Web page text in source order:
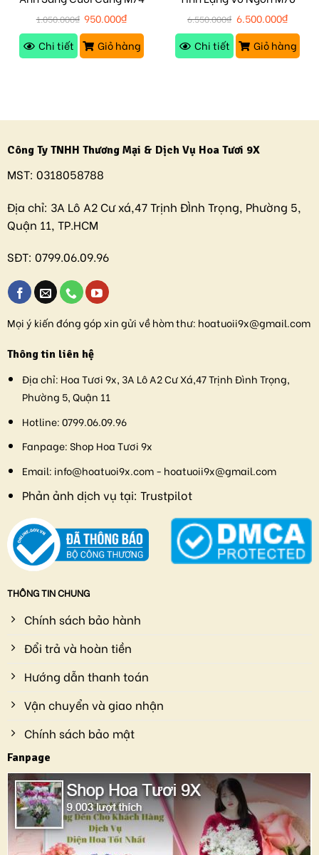
1.050.000₫ 950.000₫
Chi tiết
Giỏ hàng
6.550.000₫ 6.500.000₫
Chi tiết
Giỏ hàng
Công Ty TNHH Thương Mại & Dịch Vụ Hoa Tươi 9X
MST: 0318058788
Địa chỉ: 3A Lô A2 Cư xá,47 Trịnh ĐÌnh Trọng, Phường 5,
Quận 11, TP.HCM
SĐT: 0799.06.09.96
Mọi ý kiến đóng góp xin gửi về hòm thư: hoatuoii9x@gmail.com
Thông tin liên hệ
Địa chỉ: Hoa Tươi 9x, 3A Lô A2 Cư Xá,47 Trịnh Đình Trọng,
Phường 5, Quận 11
Hotline:0799.06.09.96
Fanpage:Shop Hoa Tươi 9x
Email: info@hoatuoi9x.com - hoatuoii9x@gmail.com
Phản ảnh dịch vụ tại: Trustpilot
THÔNG TIN CHUNG
Chính sách bảo hành
Đổi trả và hoàn tiền
Hướng dẫn thanh toán
Vận chuyển và giao nhận
Chính sách bảo mật
Fanpage